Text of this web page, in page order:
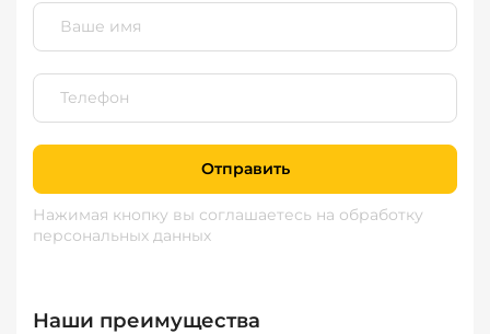
Отправить
Нажимая кнопку вы соглашаетесь на обработку
персональных данных
Наши преимущества